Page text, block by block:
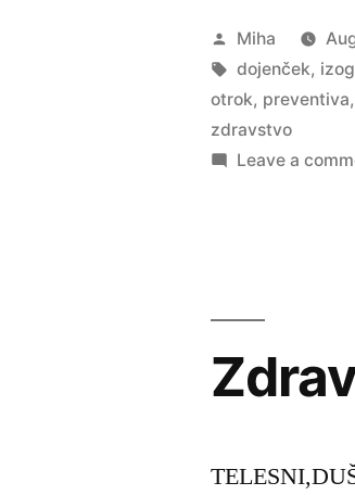
Posted
by
Miha
Tags:
dojenček,
otrok, preventiva,
zdravstvo
Leave a